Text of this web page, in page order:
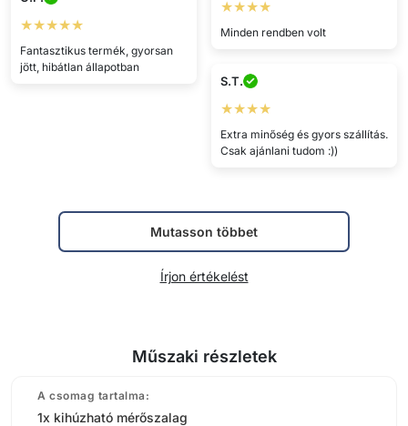
★★★★
Minden rendben volt
★★★★★
Fantasztikus termék, gyorsan
jött, hibátlan állapotban
S.T.
★★★★
Extra minőség és gyors szállítás.
Csak ajánlani tudom :))
Mutasson többet
Írjon értékelést
Műszaki részletek
A csomag tartalma:
1x kihúzható mérőszalag